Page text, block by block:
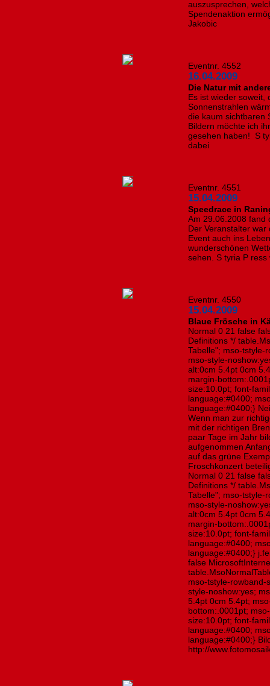
auszusprechen,
Spendenaktion
Jakobic
Eventnr. 4552
16.04.2009
Die Natur mit
Es ist wieder soweit,
Sonnenstrahlen
die kaum sichtbaren
Bildern möchte ich
gesehen haben! S
dabei
Eventnr. 4551
15.04.2009
Speedrace in
Am 29.06.2008 fand
Der Veranstalter
Event auch ins
wunderschönen
sehen. S tyria P
Eventnr. 4550
15.04.2009
Blaue Frösche in
Normal 0 21 false
Definitions */
Tabelle"; mso-tstyle-
mso-style-
alt:0cm 5.4pt 0cm
margin-
size:10.0pt; font-
language:#0400;
language:#0400;}
Wenn man zur
mit der richtigen
paar Tage im Jahr
aufgenommen
auf das grüne
Froschkonzert
Normal 0 21 false
Definitions */
Tabelle"; mso-tstyle-
mso-style-
alt:0cm 5.4pt 0cm
margin-
size:10.0pt; font-
language:#0400;
language:#0400;}
false
mso-tstyle-rowband-
style-noshow:yes;
5.4pt 0cm 5.4pt;
bottom:.0001pt;
size:10.0pt; font-
language:#0400;
language:#0400;}
http://